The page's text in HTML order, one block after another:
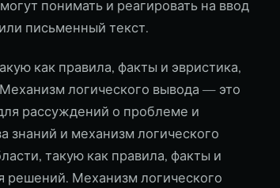
понимать и реагировать на ввод
письменный текст.
как правила, факты и эвристика,
логического вывода — это
рассуждений о проблеме и
знаний и механизм логического
такую как правила, факты и
решений. Механизм логического